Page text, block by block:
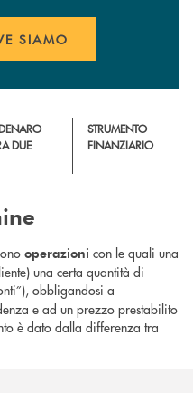
SIAMO
DUE
STRUMENTO
FINANZIARIO
operazioni con le quali una
una certa quantità di
obbligandosi a
e ad un prezzo prestabilito
è dato dalla differenza tra